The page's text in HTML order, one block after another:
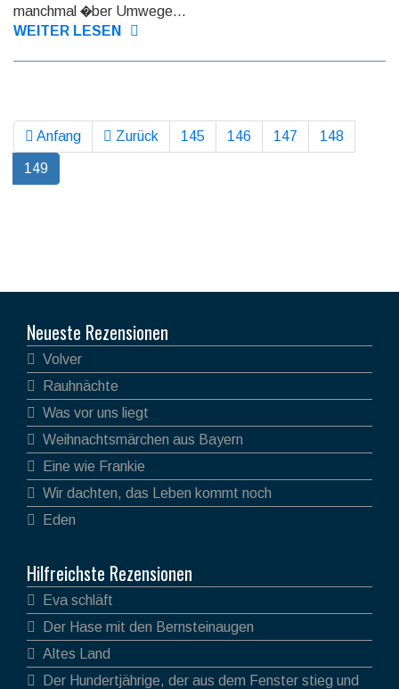
manchmal �ber Umwege...
WEITER LESEN
Anfang Zurück 145 146 147 148
149
Neueste Rezensionen
Volver
Rauhnächte
Was vor uns liegt
Weihnachtsmärchen aus Bayern
Eine wie Frankie
Wir dachten, das Leben kommt noch
Eden
Hilfreichste Rezensionen
Eva schläft
Der Hase mit den Bernsteinaugen
Altes Land
Der Hundertjährige, der aus dem Fenster stieg und